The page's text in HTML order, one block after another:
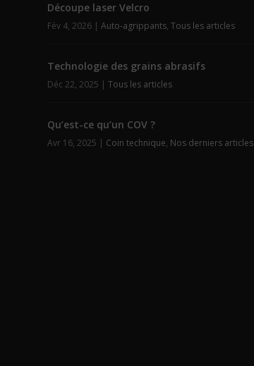
Découpe laser Velcro
Fév 4, 2026 |Auto-agrippants,Tous les articles
Technologie des grains abrasifs
Déc 22, 2025 |Tous les articles
Qu’est-ce qu’un COV ?
Avr 16, 2025 | Coin technique, Nos derniers articles